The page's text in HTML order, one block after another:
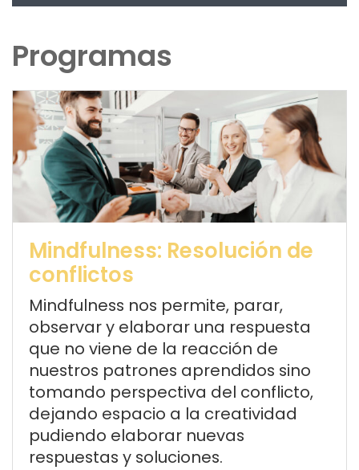
Programas
Mindfulness: Resolución de
conflictos
Mindfulness nos permite, parar,
observar y elaborar una respuesta
que no viene de la reacción de
nuestros patrones aprendidos sino
tomando perspectiva del conflicto,
dejando espacio a la creatividad
pudiendo elaborar nuevas
respuestas y soluciones.